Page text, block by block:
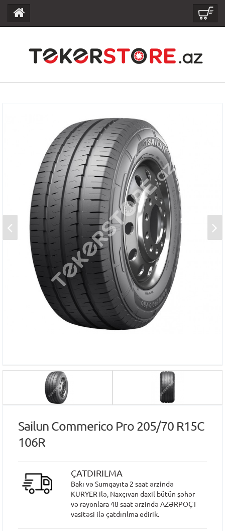
Sailun Commerico Pro 205/70 R15C
106R
ÇATDIRILMA
Bakı və Sumqayıta 2 saat ərzində
KURYER ilə, Naxçıvan daxil bütün şəhər
və rayonlara 48 saat ərzində AZƏRPOÇT
vasitəsi ilə çatdırılma edirik.